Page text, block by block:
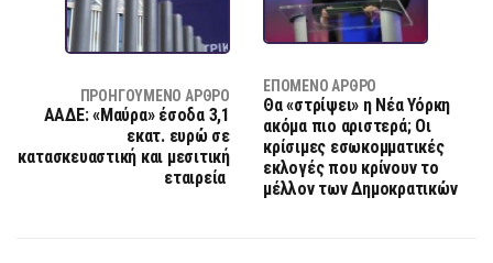
ΠΡΟΗΓΟΎΜΕΝΟ ΆΡΘΡΟ
ΑΑΔΕ: «Μαύρα» έσοδα 3,1
εκατ. ευρώ σε
κατασκευαστική και μεσιτική
εταιρεία
ΕΠΌΜΕΝΟ ΆΡΘΡΟ
Θα «στρίψει» η Νέα Υόρκη
ακόμα πιο αριστερά; Οι
κρίσιμες εσωκομματικές
εκλογές που κρίνουν το
μέλλον των Δημοκρατικών